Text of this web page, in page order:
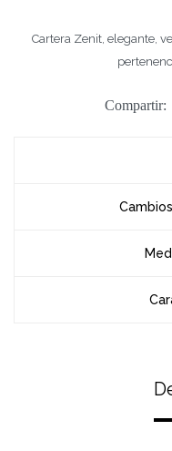
Cartera Zenit, elegante,